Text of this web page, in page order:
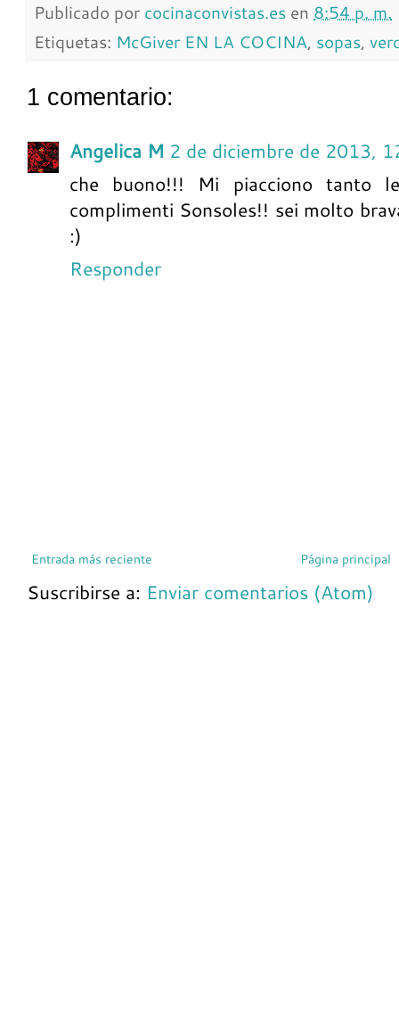
Publicado por cocinaconvistas.es en 8:54 p. m.
Etiquetas: McGiver EN LA COCINA, sopas,
1 comentario:
Angelica M 2 de diciembre de 2013,
che buono!!! Mi piacciono tanto
complimenti Sonsoles!! sei molto
:)
Responder
Entrada más reciente Página principal
Suscribirse a: Enviar comentarios (Atom)